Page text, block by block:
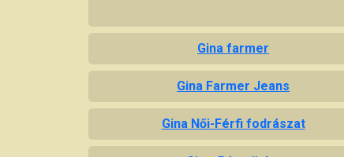
Gina farmer
Gina Farmer Jeans
Gina Női-Férfi fodrászat